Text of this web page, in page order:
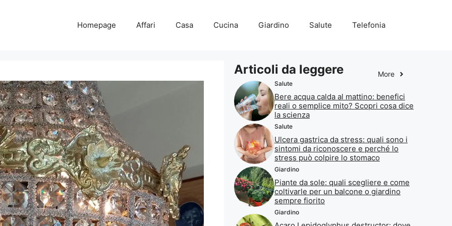
Homepage Affari Casa Cucina Giardino Salute Telefonia
Articoli da leggere More
Salute
Bere acqua calda al mattino: benefici
reali o semplice mito? Scopri cosa dice
la scienza
Salute
Ulcera gastrica da stress: quali sono i
sintomi da riconoscere e perché lo
stress può colpire lo stomaco
Giardino
Piante da sole: quali scegliere e come
coltivarle per un balcone o giardino
sempre fiorito
Giardino